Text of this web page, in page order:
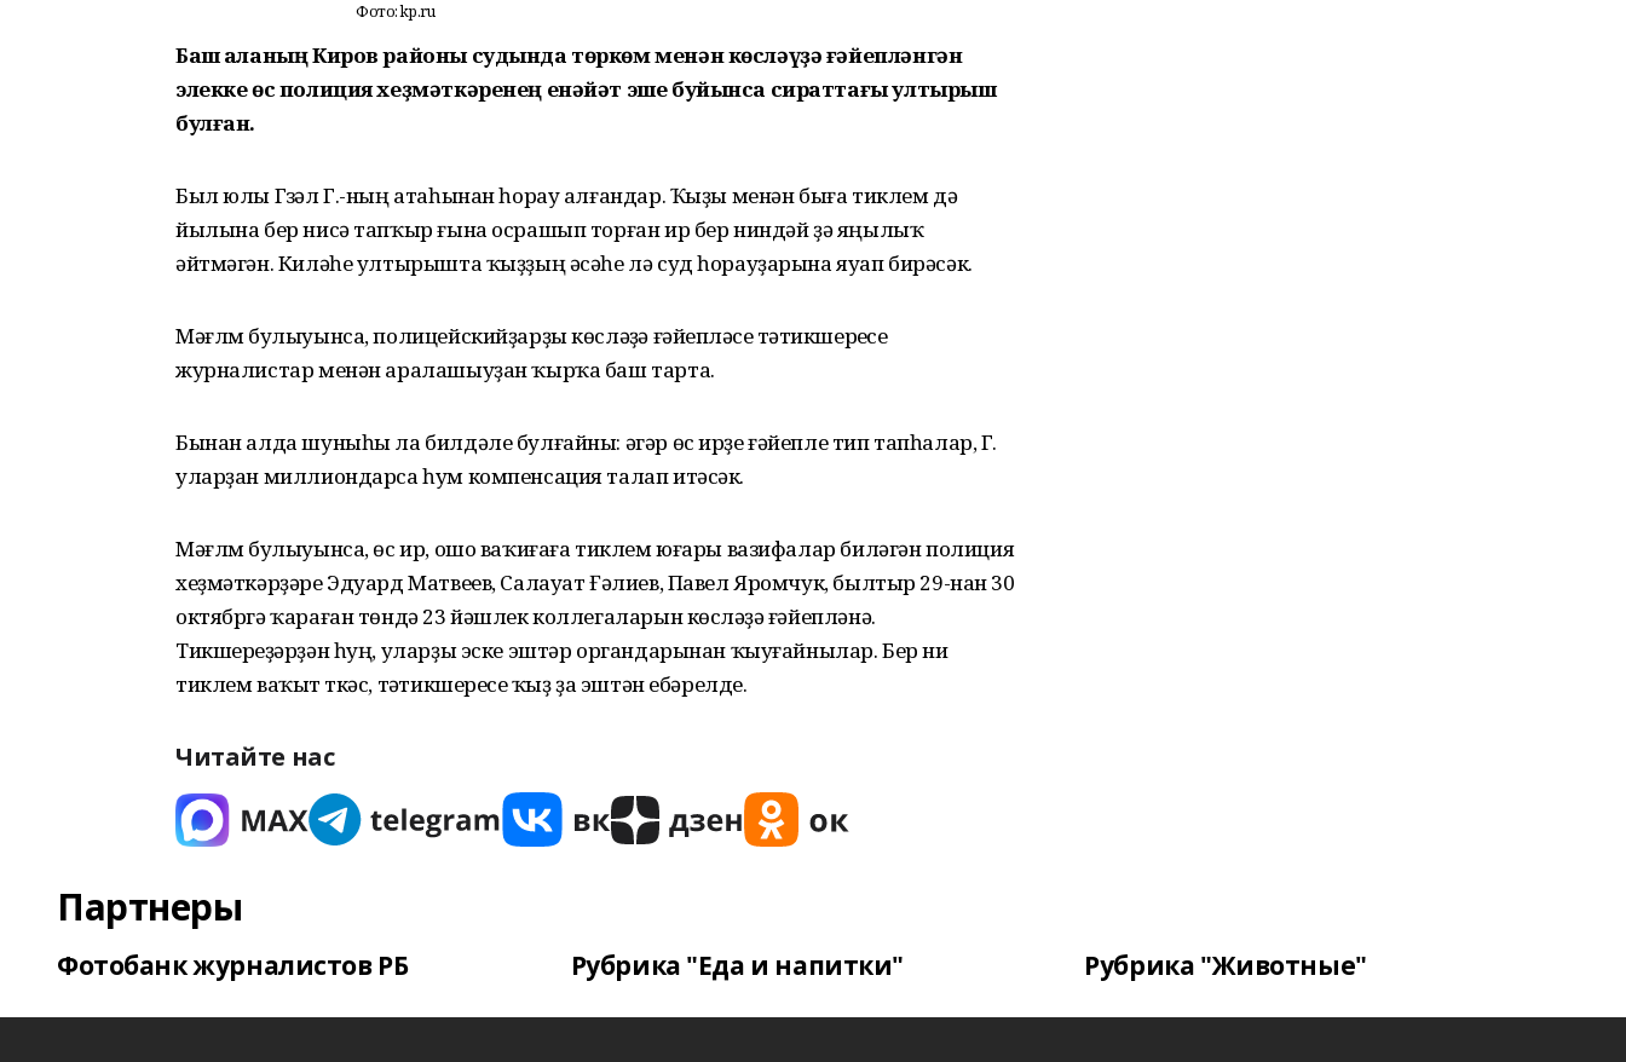
Фото: kp.ru
Баш ҡаланың Киров районы судында төркөм менән көсләүҙә ғәйепләнгән
элекке өс полиция хеҙмәткәренең енәйәт эше буйынса сираттағы ултырыш
булған.
Был юлы Гүзәл Г.-ның атаһынан һорау алғандар. Ҡыҙы менән быға тиклем дә
йылына бер нисә тапҡыр ғына осрашып торған ир бер ниндәй ҙә яңылыҡ
әйтмәгән. Киләһе ултырышта ҡыҙҙың әсәһе лә суд һорауҙарына яуап бирәсәк.
Мәғлүм булыуынса, полицейскийҙарҙы көсләүҙә ғәйепләүсе тәүтикшереүсе
журналистар менән аралашыуҙан ҡырҡа баш тарта.
Бынан алда шуныһы ла билдәле булғайны: әгәр өс ирҙе ғәйепле тип тапһалар, Г.
уларҙан миллиондарса һум компенсация талап итәсәк.
Мәғлүм булыуынса, өс ир, ошо ваҡиғаға тиклем юғары вазифалар биләгән полиция
хеҙмәткәрҙәре Эдуард Матвеев, Салауат Ғәлиев, Павел Яромчук, былтыр 29-нан 30
октябргә ҡараған төндә 23 йәшлек коллегаларын көсләүҙә ғәйепләнә.
Тикшереүҙәрҙән һуң, уларҙы эске эштәр органдарынан ҡыуғайнылар. Бер ни
тиклем ваҡыт үткәс, тәүтикшереүсе ҡыҙ ҙа эштән ебәрелде.
Читайте нас
Партнеры
Фотобанк журналистов РБ Рубрика "Еда и напитки" Рубрика "Животные"